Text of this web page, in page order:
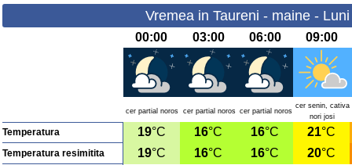
Vremea in Taureni - maine -
00:00 03:00 06:00 09:00
cer partial noros cer partial noros cer partial noros
cer senin, cativa
nori josi
Temperatura 19°C 16°C 16°C 21°C
Temperatura resimitita 19°C 16°C 16°C 20°C